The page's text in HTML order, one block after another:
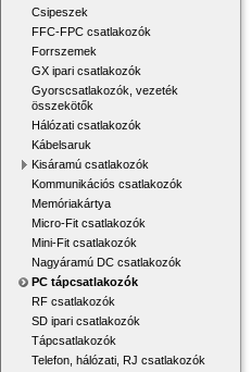
Csipeszek
FFC-FPC csatlakozók
Forrszemek
GX ipari csatlakozók
Gyorscsatlakozók, vezeték
összekötők
Hálózati csatlakozók
Kábelsaruk
Kisáramú csatlakozók
Kommunikációs csatlakozók
Memóriakártya
Micro-Fit csatlakozók
Mini-Fit csatlakozók
Nagyáramú DC csatlakozók
PC tápcsatlakozók
RF csatlakozók
SD ipari csatlakozók
Tápcsatlakozók
Telefon, hálózati, RJ csatlakozók